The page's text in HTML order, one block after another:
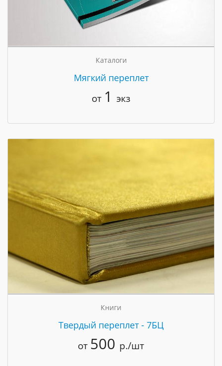
Каталоги
Мягкий переплет
от 1 экз
Книги
Твердый переплет - 7БЦ
от 500 р./шт